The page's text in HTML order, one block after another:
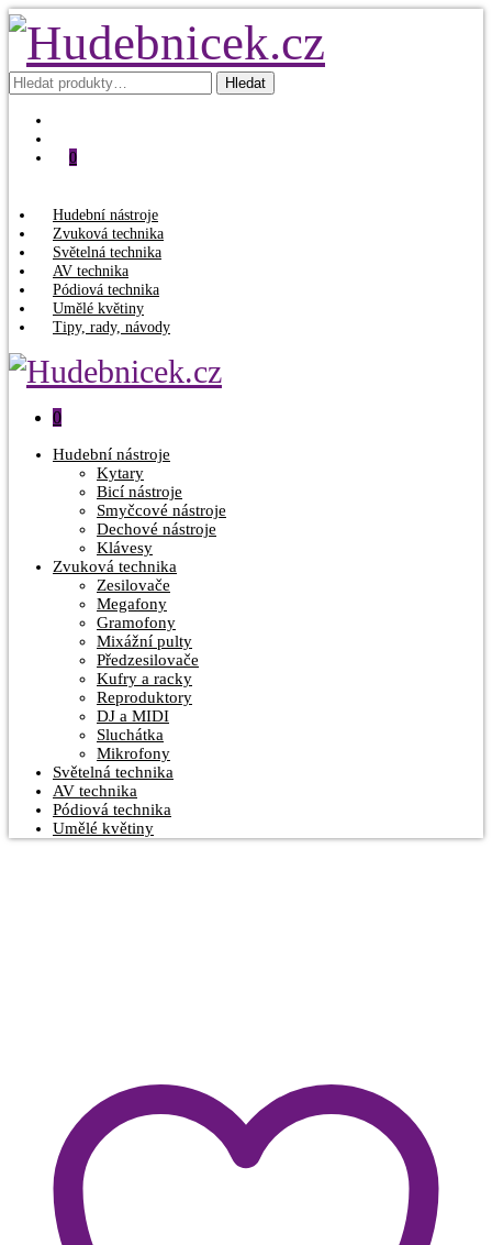
Hledat: Hledat
0
Hudební nástroje
Zvuková technika
Světelná technika
AV technika
Pódiová technika
Umělé květiny
Tipy, rady, návody
0
Hudební nástroje
Kytary
Bicí nástroje
Smyčcové nástroje
Dechové nástroje
Klávesy
Zvuková technika
Zesilovače
Megafony
Gramofony
Mixážní pulty
Předzesilovače
Kufry a racky
Reproduktory
DJ a MIDI
Sluchátka
Mikrofony
Světelná technika
AV technika
Pódiová technika
Umělé květiny